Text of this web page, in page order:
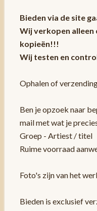
Bieden via de site
Wij verkopen alleen
kopieën!!!
Wij testen en
Ophalen of
Ben je opzoek naar
mail met wat je
Groep - Artiest / titel
Ruime voorraad
Foto's zijn van het
Bieden is exclusief